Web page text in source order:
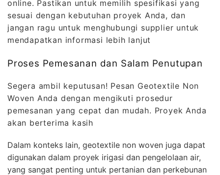
online. Pastikan untuk memilih spesifikasi yang
sesuai dengan kebutuhan proyek Anda, dan
jangan ragu untuk menghubungi supplier untuk
mendapatkan informasi lebih lanjut
Proses Pemesanan dan Salam Penutupan
Segera ambil keputusan! Pesan Geotextile Non
Woven Anda dengan mengikuti prosedur
pemesanan yang cepat dan mudah. Proyek Anda
akan berterima kasih
Dalam konteks lain, geotextile non woven juga dapat
digunakan dalam proyek irigasi dan pengelolaan air,
yang sangat penting untuk pertanian dan perkebunan